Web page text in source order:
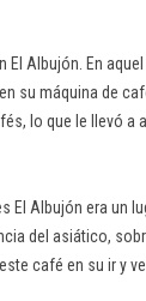
Albujón. En
su máquina de
lo que le llevó a
El Albujón era un
del asiático,
café en su ir y